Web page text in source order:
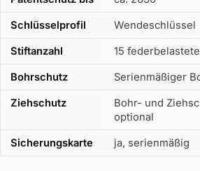
Schlüsselprofil Wendeschlüssel
Stiftanzahl 15
Bohrschutz Serienmäßiger
Ziehschutz
Bohr- und
optional
Sicherungskarte ja, serienmäßig